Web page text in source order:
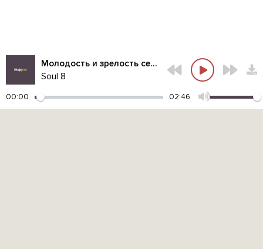
Молодость и зрелость сели на скамейку
Soul 8
00:00 02:46